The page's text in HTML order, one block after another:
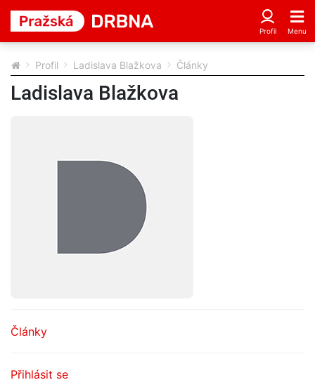
Profil Ladislava Blažkova Články
Ladislava Blažkova
Články
Přihlásit se